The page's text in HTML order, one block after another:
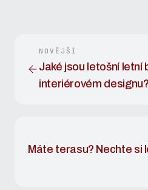
NOVĚJŠÍ
Jaké jsou letošní letní
interiérovém designu?
Máte terasu? Nechte si